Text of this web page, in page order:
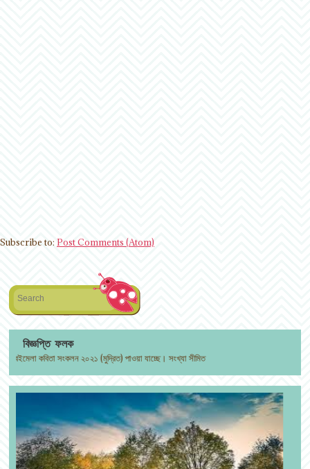
Subscribe to: Post Comments (Atom)
বিজ্ঞপ্তি ফলক
কবিতা সংকলন ২০২১ (মুদ্রিত) পাওয়া যাচ্ছে। সংখ্যা সীমিত